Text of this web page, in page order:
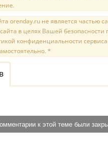
orenday.ru не является частью
в целях Вашей
конфиденциальности сервиса
*
к этой теме были